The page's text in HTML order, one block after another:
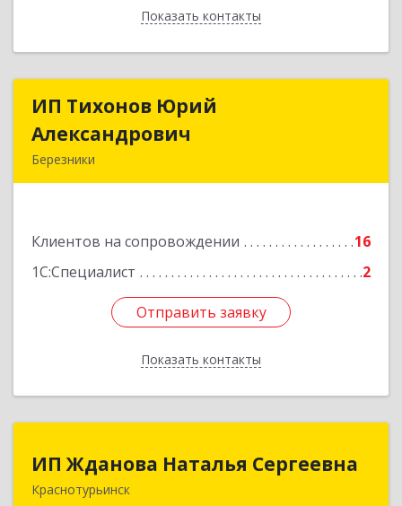
Показать контакты
Назад
ИП Тихонов Юрий
Александрович
Березники
Клиентов на сопровождении
16
1С:Специалист
2
Отправить заявку
Показать контакты
ИП Тихонов Юрий
Подробнее
Отправить заявку
Назад
ИП Жданова Наталья Сергеевна
Краснотурьинск